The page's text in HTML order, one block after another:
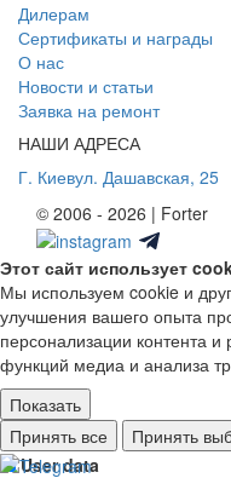
Дилерам
Сертификаты и награды
О нас
Новости и статьи
Заявка на ремонт
НАШИ АДРЕСА
Г. Киевул. Дашавская, 25
© 2006 - 2026 | Forter
Этот сайт использует
Мы используем cookie и
улучшения вашего опыта
персонализации контента
функций медиа и анализа
Показать
Ad storage
User data
Принять все Принять